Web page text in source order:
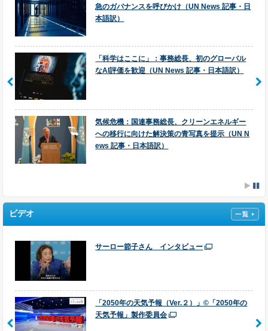
にスケールアップすべき：国連報告書 調査結果を発表（2026年7月7日付プ
レスリリース・日本語訳）
記事・日本語訳）
【情報更新】ジェンダー、地域性、勢力争いが次期国連事務総長の選出に影
響？（UN News 記事・日本語訳）
語訳）
UNICブログ：新たなデジタルの脅威に直面する国連PKO要員
再生可能エネルギーの台頭（2）：変動の激しい化石燃料市場に対する安定
急のガバナンスを呼びかけ（UN News 記事・日
本語訳）
「科学はここに」：事務総長、初のグローバル
なAI評価を歓迎（UN News 記事・日本語訳）
気候危機：国連事務総長、クリーンエネルギー
への移行に向けた解決策の青写真を提示（UN N
ews 記事・日本語訳）
ビデオ
サーロー節子さん インタビュー
「2050年の天気予報（Ver.２）」©「2050年の
天気予報」製作委員会